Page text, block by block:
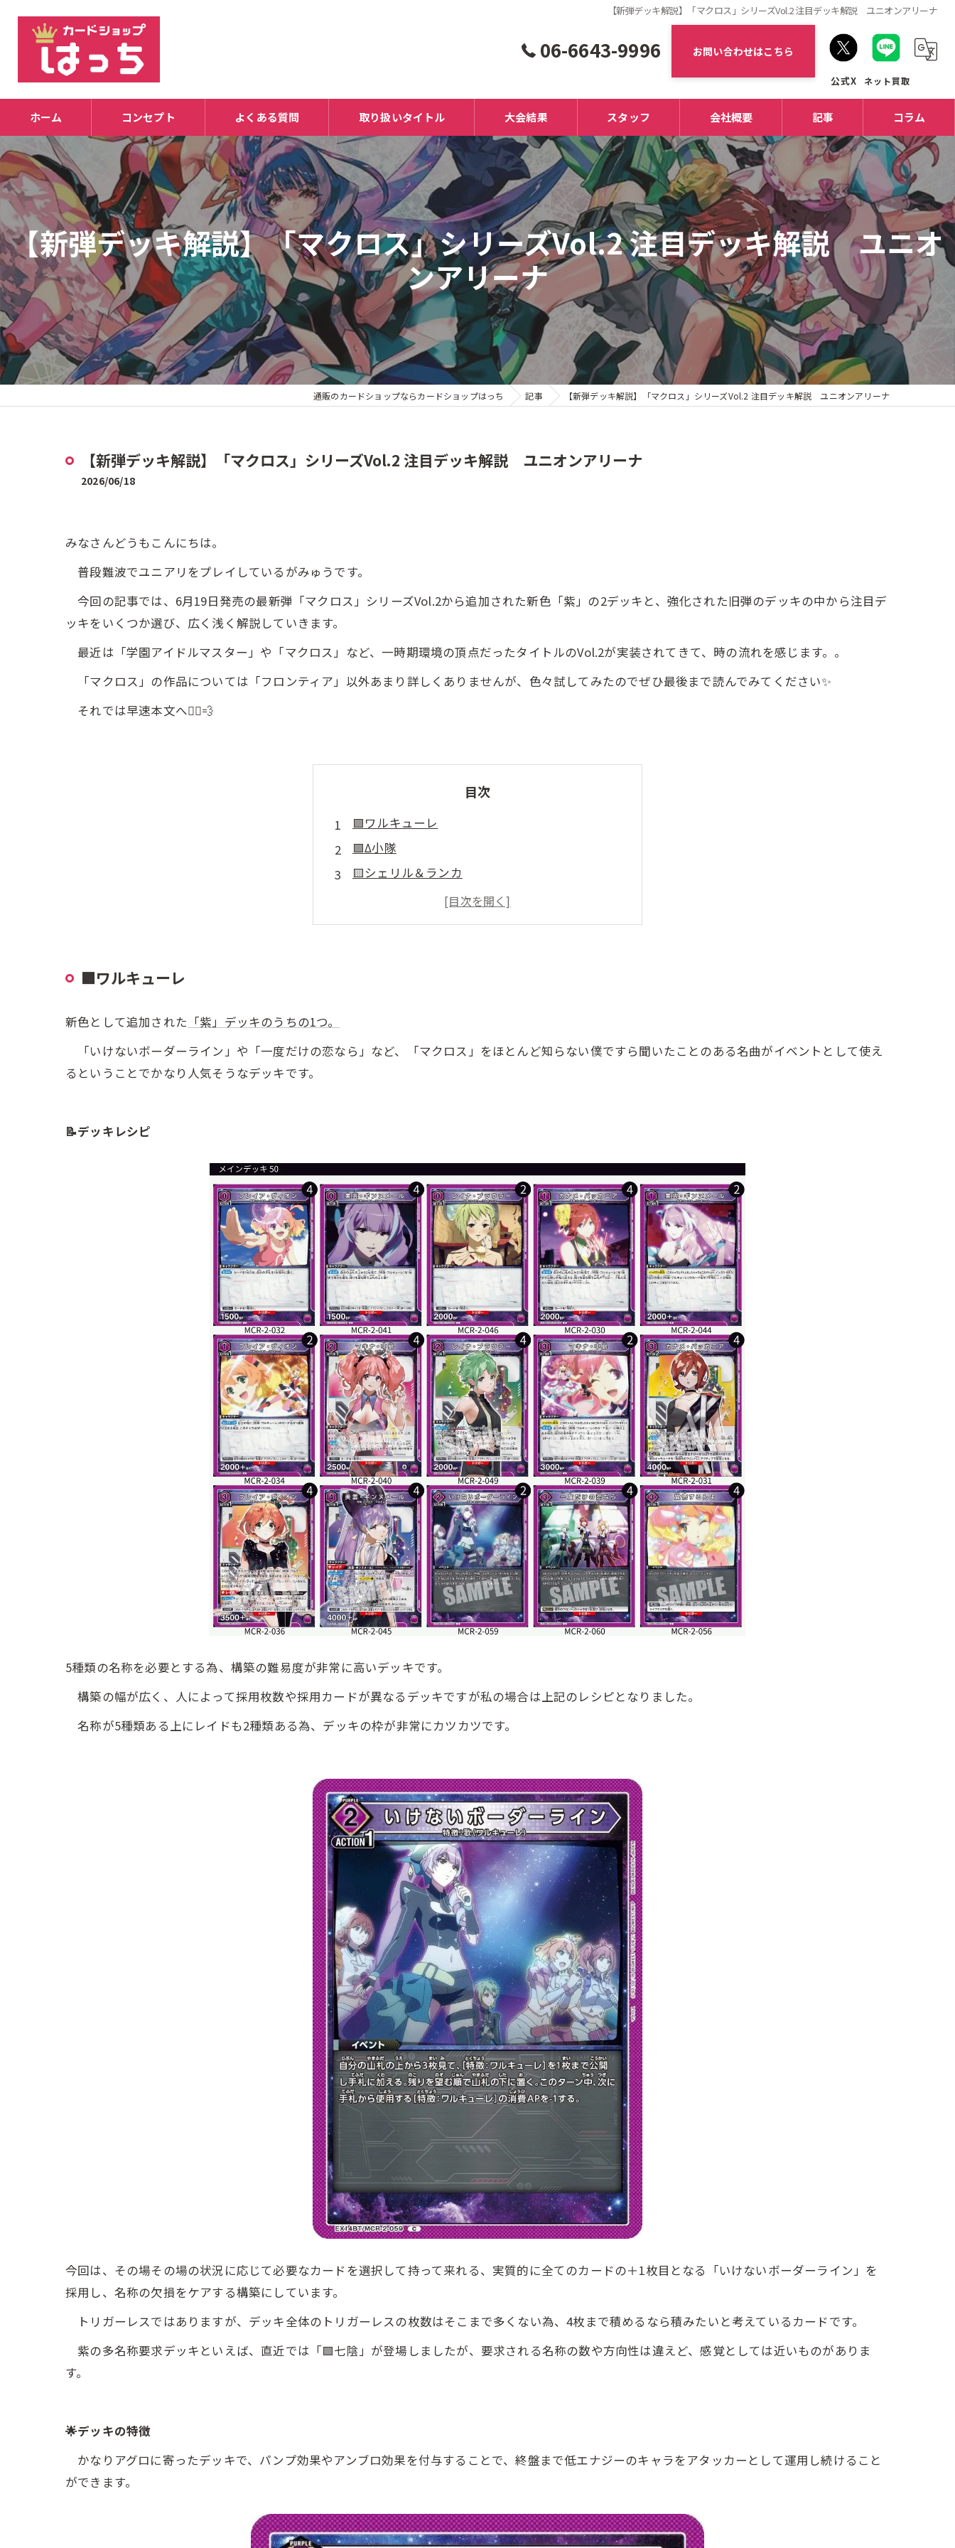
【新弾デッキ解説】「マクロス」シリーズVol.2 注目デッキ解説 ユニオンアリーナ
06-6643-9996 お問い合わせはこちら
ホーム コンセプト よくある質問 取り扱いタイトル 大会結果 スタッフ 会社概要 記事 コラム
【新弾デッキ解説】「マクロス」シリーズVol.2 注目デッキ解説 ユニオ
ンアリーナ
通販のカードショップならカードショップはっち 記事 【新弾デッキ解説】「マクロス」シリーズVol.2 注目デッキ解説 ユニオンアリーナ
【新弾デッキ解説】「マクロス」シリーズVol.2 注目デッキ解説 ユニオンアリーナ
2026/06/18
みなさんどうもこんにちは。
普段難波でユニアリをプレイしているがみゅうです。
今回の記事では、6月19日発売の最新弾「マクロス」シリーズVol.2から追加された新色「紫」の2デッキと、強化された旧弾のデッキの中から注目デ
ッキをいくつか選び、広く浅く解説していきます。
最近は「学園アイドルマスター」や「マクロス」など、一時期環境の頂点だったタイトルのVol.2が実装されてきて、時の流れを感じます。。
「マクロス」の作品については「フロンティア」以外あまり詳しくありませんが、色々試してみたのでぜひ最後まで読んでみてください✨
それでは早速本文へ🏃‍♀️💨
目次
🟪ワルキューレ
🟪Δ小隊
🟨シェリル＆ランカ
🟦トライアングラー
🟥Fire bomber
🟪ワルキューレ
新色として追加された 「紫」デッキのうちの1つ。
「いけないボーダーライン」や「一度だけの恋なら」など、「マクロス」をほとんど知らない僕ですら聞いたことのある名曲がイベントとして使え
るということでかなり人気そうなデッキです。
📝デッキレシピ
5種類の名称を必要とする為、構築の難易度が非常に高いデッキです。
構築の幅が広く、人によって採用枚数や採用カードが異なるデッキですが私の場合は上記のレシピとなりました。
名称が5種類ある上にレイドも2種類ある為、デッキの枠が非常にカツカツです。
今回は、その場その場の状況に応じて必要なカードを選択して持って来れる、実質的に全てのカードの＋1枚目となる「いけないボーダーライン」を
採用し、名称の欠損をケアする構築にしています。
トリガーレスではありますが、デッキ全体のトリガーレスの枚数はそこまで多くない為、4枚まで積めるなら積みたいと考えているカードです。
紫の多名称要求デッキといえば、直近では「🟪七陰」が登場しましたが、要求される名称の数や方向性は違えど、感覚としては近いものがありま
す。
🌟デッキの特徴
かなりアグロに寄ったデッキで、パンプ効果やアンブロ効果を付与することで、終盤まで低エナジーのキャラをアタッカーとして運用し続けること
ができます。